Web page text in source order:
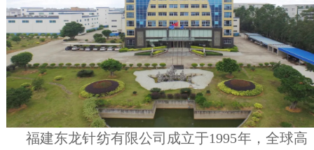
福建东龙针纺有限公司成立于1995年，全球高